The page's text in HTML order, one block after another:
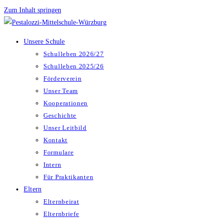
Zum Inhalt springen
Unsere Schule
Schulleben 2026/27
Schulleben 2025/26
Förderverein
Unser Team
Kooperationen
Geschichte
Unser Leitbild
Kontakt
Formulare
Intern
Für Praktikanten
Eltern
Elternbeirat
Elternbriefe